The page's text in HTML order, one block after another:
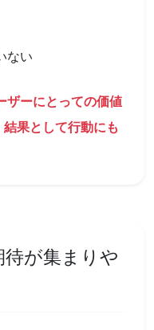
ない
ザーにとっての価値
果として行動にも
が集まりや